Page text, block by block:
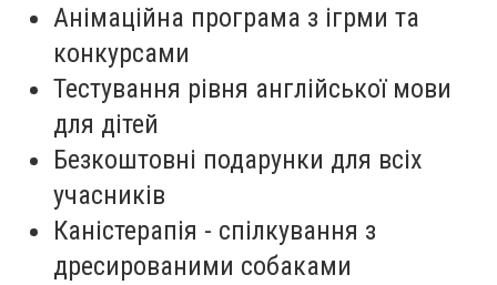
Анімаційна програма з ігрми та
конкурсами
Тестування рівня англійської мови
для дітей
Безкоштовні подарунки для всіх
учасників
Каністерапія - спілкування з
дресированими собаками